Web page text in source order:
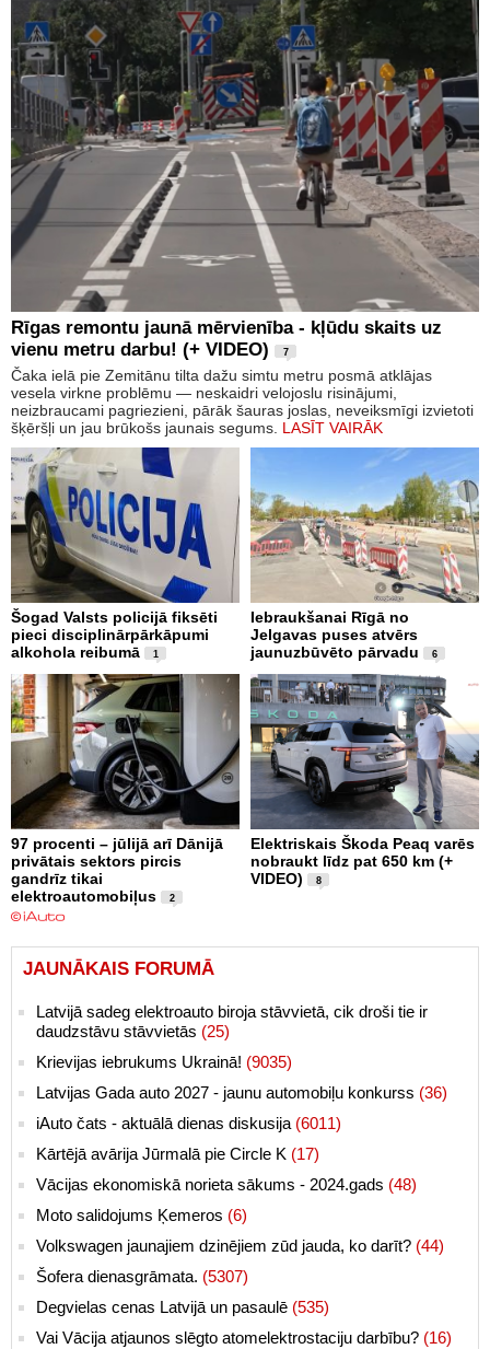
Rīgas remontu jaunā mērvienība - kļūdu skaits uz
vienu metru darbu! (+ VIDEO)
7
Čaka ielā pie Zemitānu tilta dažu simtu metru posmā atklājas
vesela virkne problēmu — neskaidri velojoslu risinājumi,
neizbraucami pagriezieni, pārāk šauras joslas, neveiksmīgi izvietoti
šķēršļi un jau brūkošs jaunais segums. LASĪT VAIRĀK
Šogad Valsts policijā fiksēti
pieci disciplinārpārkāpumi
alkohola reibumā
1
Iebraukšanai Rīgā no
Jelgavas puses atvērs
jaunuzbūvēto pārvadu
6
97 procenti – jūlijā arī Dānijā
privātais sektors pircis
gandrīz tikai
elektroautomobiļus
2
Elektriskais Škoda Peaq varēs
nobraukt līdz pat 650 km (+
VIDEO)
8
JAUNĀKAIS FORUMĀ
Latvijā sadeg elektroauto biroja stāvvietā, cik droši tie ir
daudzstāvu stāvvietās (25)
Krievijas iebrukums Ukrainā! (9035)
Latvijas Gada auto 2027 - jaunu automobiļu konkurss (36)
iAuto čats - aktuālā dienas diskusija (6011)
Kārtējā avārija Jūrmalā pie Circle K (17)
Vācijas ekonomiskā norieta sākums - 2024.gads (48)
Moto salidojums Ķemeros (6)
Volkswagen jaunajiem dzinējiem zūd jauda, ko darīt? (44)
Šofera dienasgrāmata. (5307)
Degvielas cenas Latvijā un pasaulē (535)
Vai Vācija atjaunos slēgto atomelektrostaciju darbību? (16)